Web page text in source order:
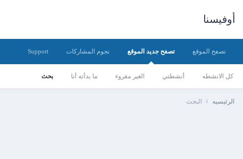
أوفيسنا
تصفح الموقع تصفح جديد الموقع
كل الانشطه أنشطتي الغير مقروء ما بدأته أنا بحث
نجوم المشاركات Support
الرئيسيه البحث